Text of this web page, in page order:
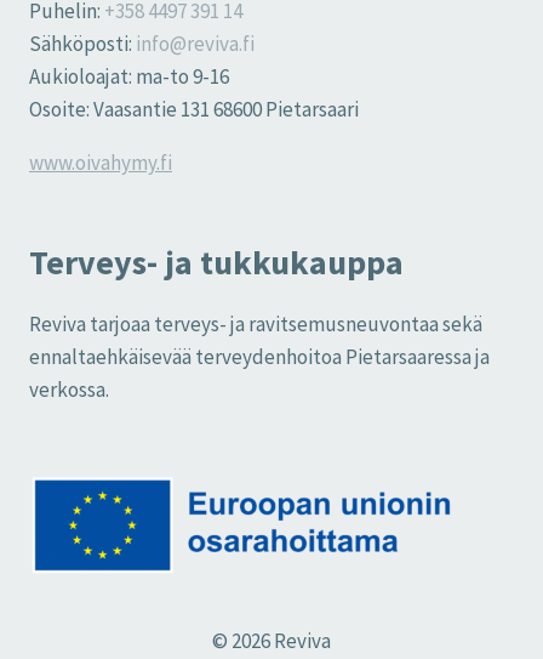
Puhelin: +358 4497 391 14
Sähköposti: info@reviva.fi
Aukioloajat: ma-to 9-16
Osoite: Vaasantie 131 68600 Pietarsaari
www.oivahymy.fi
Terveys- ja tukkukauppa
Reviva tarjoaa terveys- ja ravitsemusneuvontaa sekä
ennaltaehkäisevää terveydenhoitoa Pietarsaaressa ja
verkossa.
© 2026 Reviva